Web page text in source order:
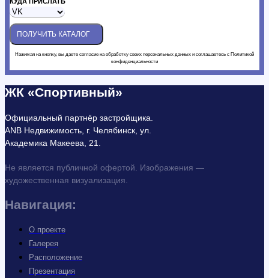
ПОЛУЧИТЬ КАТАЛОГ
Нажимая на кнопку, вы даете согласие на обработку своих персональных данных и соглашаетесь с Политикой
конфиденциальности
ЖК «Спортивный»
Официальный партнёр застройщика.
ANB Недвижимость, г. Челябинск, ул.
Академика Макеева, 21.
Не является публичной офертой. Изображения —
художественная визуализация.
Навигация:
О проекте
Галерея
Расположение
Презентация